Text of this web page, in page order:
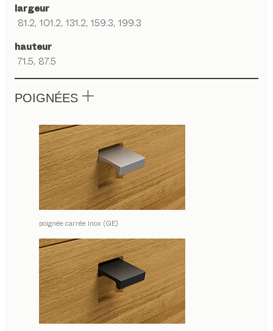
largeur
81.2, 101.2, 131.2, 159.3, 199.3
hauteur
71.5, 87.5
POIGNÉES
poignée carrée inox (QE)